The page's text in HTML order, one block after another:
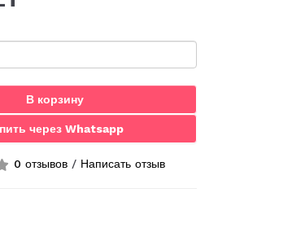
В корзину
через Whatsapp
0 отзывов / Написать отзыв